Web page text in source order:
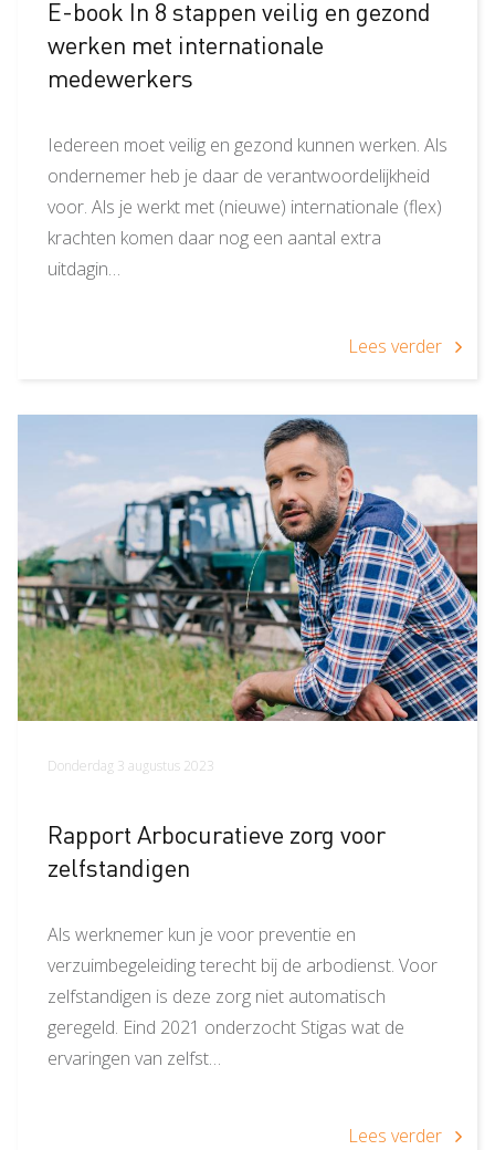
E-book In 8 stappen veilig en gezond
werken met internationale
medewerkers
Iedereen moet veilig en gezond kunnen werken. Als
ondernemer heb je daar de verantwoordelijkheid
voor. Als je werkt met (nieuwe) internationale (flex)
krachten komen daar nog een aantal extra
uitdagin…
Lees verder
Donderdag 3 augustus 2023
Rapport Arbocuratieve zorg voor
zelfstandigen
Als werknemer kun je voor preventie en
verzuimbegeleiding terecht bij de arbodienst. Voor
zelfstandigen is deze zorg niet automatisch
geregeld. Eind 2021 onderzocht Stigas wat de
ervaringen van zelfst…
Lees verder